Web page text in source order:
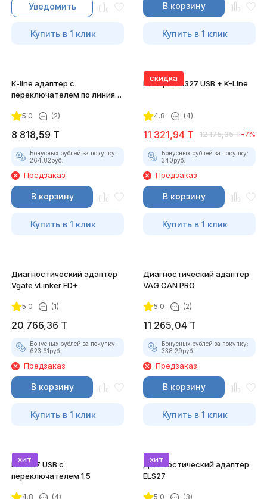
Уведомить
Купить в 1 клик
В корзину
Купить в 1 клик
K-line адаптер с
переключателем по линиям
5.0 (2)
8 818,59 T
Бонусных рублей за покупку:
264.82руб.
Предзаказ
В корзину
Купить в 1 клик
скидка
Набор ELM327 USB + K-Line
4.8 (4)
11 321,94 T 12 175,35 T-7%
Бонусных рублей за покупку:
340руб.
Предзаказ
В корзину
Купить в 1 клик
Диагностический адаптер
Vgate vLinker FD+
5.0 (1)
20 766,36 T
Бонусных рублей за покупку:
623.61руб.
Предзаказ
В корзину
Купить в 1 клик
Диагностический адаптер
VAG CAN PRO
5.0 (2)
11 265,04 T
Бонусных рублей за покупку:
338.29руб.
Предзаказ
В корзину
Купить в 1 клик
хит
ELM327 USB с
переключателем 1.5
4.8 (4)
хит
Диагностический адаптер
ELS27
5.0 (3)